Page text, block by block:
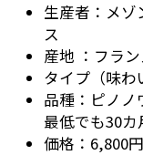
メ
ス
フラ
ピノ
最低でも30カ
6,800